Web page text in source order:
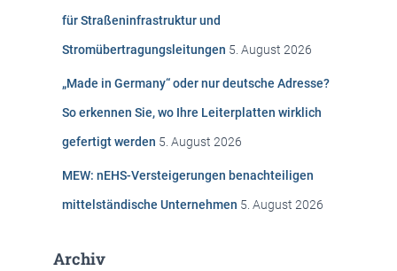
für Straßeninfrastruktur und
Stromübertragungsleitungen 5. August 2026
„Made in Germany“ oder nur deutsche Adresse?
So erkennen Sie, wo Ihre Leiterplatten wirklich
gefertigt werden 5. August 2026
MEW: nEHS-Versteigerungen benachteiligen
mittelständische Unternehmen 5. August 2026
Archiv